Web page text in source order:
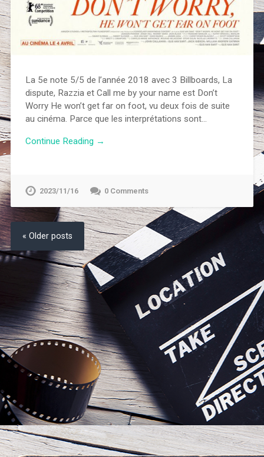
La 5e note 5/5 de l’année 2018 avec 3 Billboards, La
dispute, Razzia et Call me by your name est Don’t
Worry He won’t get far on foot, vu deux fois de suite
au cinéma. Parce que les interprétations sont…
Continue Reading →
2023/11/16 0 Comments
« Older posts